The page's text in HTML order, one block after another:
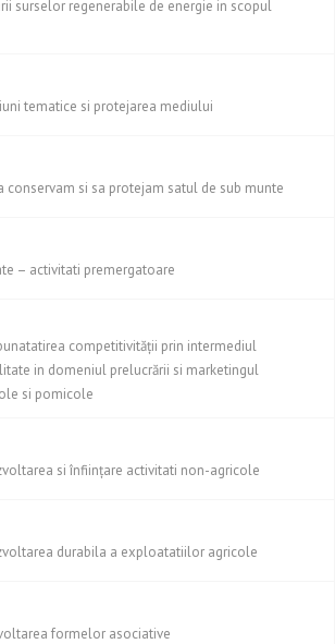
surselor regenerabile de energie in scopul
tematice si protejarea mediului
conservam si sa protejam satul de sub munte
– activitati premergatoare
competitivităţii prin intermediul
in domeniul prelucrării si marketingul
si pomicole
si înfiinţare activitati non-agricole
durabila a exploatatiilor agricole
formelor asociative